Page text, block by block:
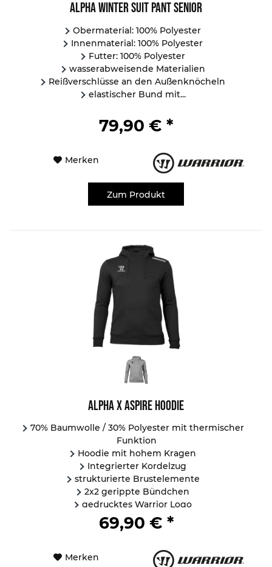
Alpha Winter Suit Pant Senior
Obermaterial: 100% Polyester
Innenmaterial: 100% Polyester
Futter: 100% Polyester
wasserabweisende Materialien
Reißverschlüsse an den Außenknöcheln
elastischer Bund mit...
79,90 € *
Merken
Zum Produkt
Alpha X Aspire Hoodie
70% Baumwolle / 30% Polyester mit thermischer
Funktion
Hoodie mit hohem Kragen
Integrierter Kordelzug
strukturierte Brustelemente
2x2 gerippte Bündchen
gedrucktes Warrior Logo
...
69,90 € *
Merken